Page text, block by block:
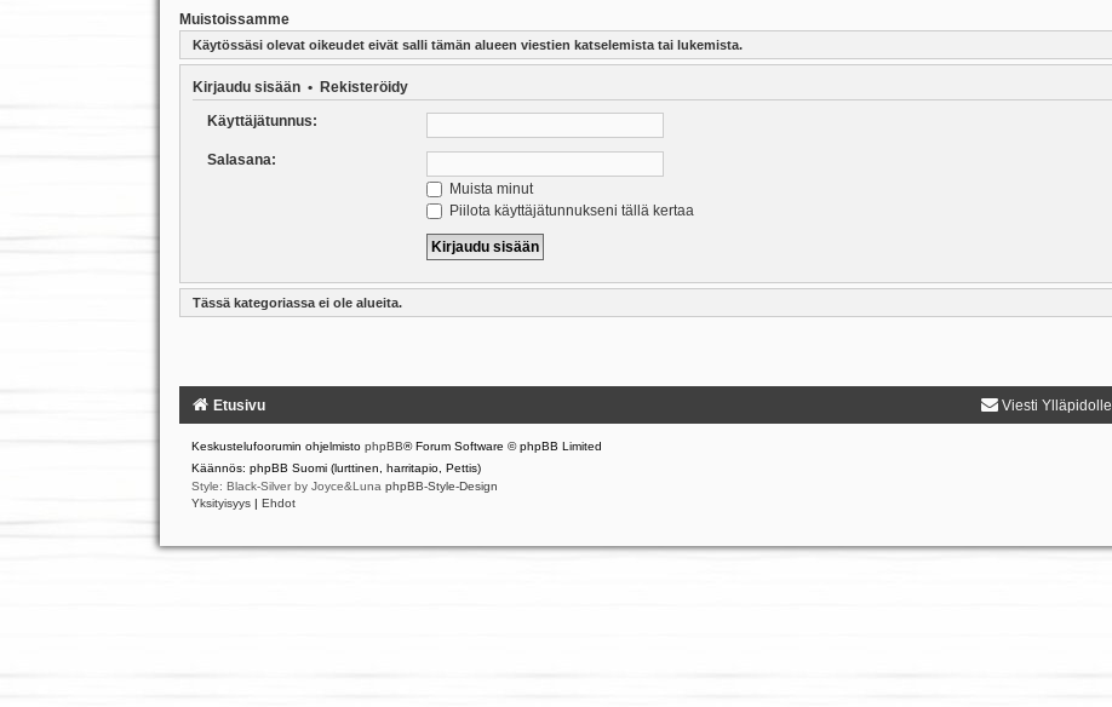
Muistoissamme
Käytössäsi olevat oikeudet eivät salli tämän alueen viestien katselemista tai lukemista.
Kirjaudu sisään• Rekisteröidy
Käyttäjätunnus:
Salasana:
Muista minut
Piilota käyttäjätunnukseni tällä kertaa
Tässä kategoriassa ei ole alueita.
Etusivu Viesti Ylläpidolle
Keskustelufoorumin ohjelmisto phpBB® Forum Software © phpBB Limited
Käännös: phpBB Suomi (lurttinen, harritapio, Pettis)
Style: Black-Silver by Joyce&Luna phpBB-Style-Design
Yksityisyys | Ehdot